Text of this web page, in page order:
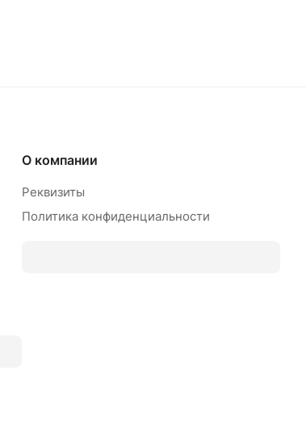
О компании
Реквизиты
Политика конфиденциальности